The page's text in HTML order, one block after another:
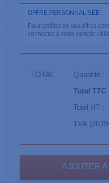
OFFRE PERSONNALISÉE
Pour profiter de vos offres
connecter à votre compte
TOTAL Quantité :
Total TTC
Total HT :
TVA